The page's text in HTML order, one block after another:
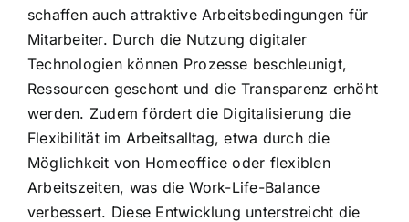
schaffen auch attraktive Arbeitsbedingungen für
Mitarbeiter. Durch die Nutzung digitaler
Technologien können Prozesse beschleunigt,
Ressourcen geschont und die Transparenz erhöht
werden. Zudem fördert die Digitalisierung die
Flexibilität im Arbeitsalltag, etwa durch die
Möglichkeit von Homeoffice oder flexiblen
Arbeitszeiten, was die Work-Life-Balance
verbessert. Diese Entwicklung unterstreicht die